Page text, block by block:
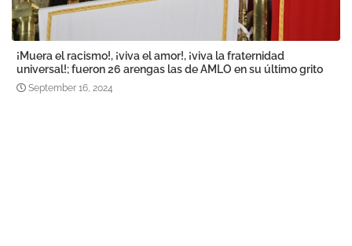
¡Muera el racismo!, ¡viva el amor!, ¡viva la fraternidad
universal!; fueron 26 arengas las de AMLO en su último grito
September 16, 2024